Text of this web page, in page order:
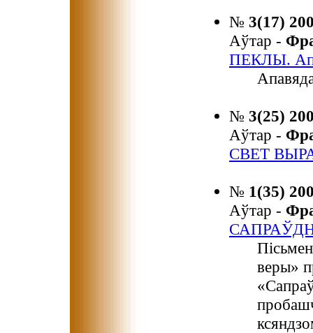
№ 3(17)
Аўтар -
ПЕКЛЫ.
№ 3(25)
Аўтар -
СВЕТ
№ 1(35)
Аўтар -
веры»